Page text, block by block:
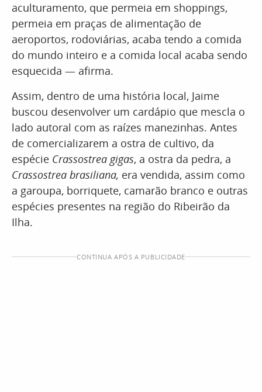
aculturamento, que permeia em shoppings,
permeia em praças de alimentação de
aeroportos, rodoviárias, acaba tendo a comida
do mundo inteiro e a comida local acaba sendo
esquecida — afirma.
Assim, dentro de uma história local, Jaime
buscou desenvolver um cardápio que mescla o
lado autoral com as raízes manezinhas. Antes
de comercializarem a ostra de cultivo, da
espécie Crassostrea gigas, a ostra da pedra, a
Crassostrea brasiliana, era vendida, assim como
a garoupa, borriquete, camarão branco e outras
espécies presentes na região do Ribeirão da
Ilha.
CONTINUA APÓS A PUBLICIDADE